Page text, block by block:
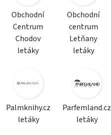
Obchodní
Centrum
Chodov
letáky
Obchodní
centrum
Letňany
letáky
Palmknihy.cz
letáky
Parfemland.cz
letáky